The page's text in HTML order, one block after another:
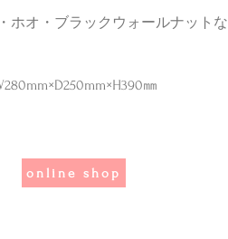
ホオ・ブラックウォールナットな
㎜
online shop